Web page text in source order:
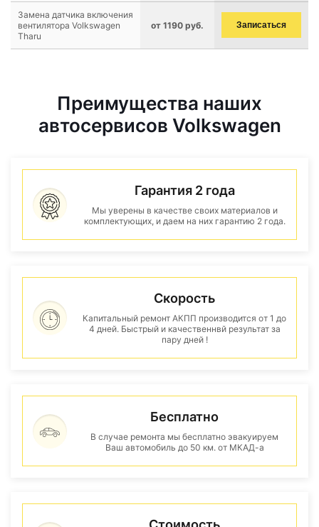
Замена датчика включения
вентилятора Volkswagen
Tharu
от 1190 руб. Записаться
Преимущества наших
автосервисов Volkswagen
Гарантия 2 года
Мы уверены в качестве своих материалов и
комплектующих, и даем на них гарантию 2 года.
Скорость
Капитальный ремонт АКПП производится от 1 до
4 дней. Быстрый и качественнвй результат за
пару дней !
Бесплатно
В случае ремонта мы бесплатно эвакуируем
Ваш автомобиль до 50 км. от МКАД-а